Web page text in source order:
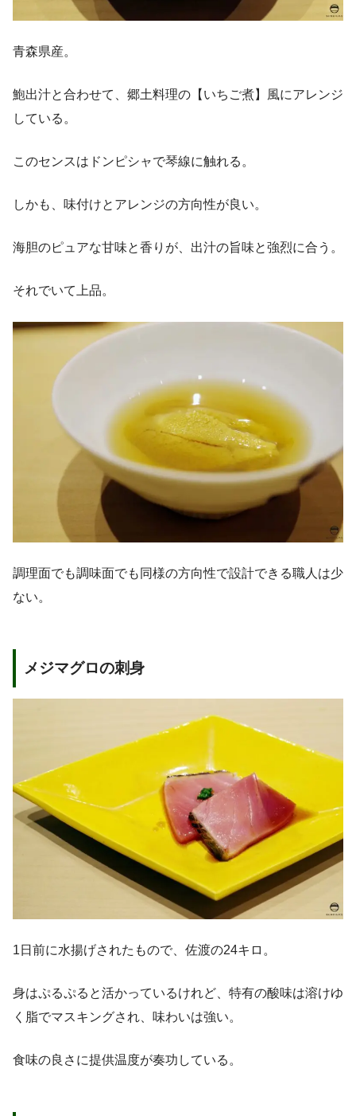
青森県産。
鮑出汁と合わせて、郷土料理の【いちご煮】風にアレンジ
している。
このセンスはドンピシャで琴線に触れる。
しかも、味付けとアレンジの方向性が良い。
海胆のピュアな甘味と香りが、出汁の旨味と強烈に合う。
それでいて上品。
調理面でも調味面でも同様の方向性で設計できる職人は少
ない。
メジマグロの刺身
1日前に水揚げされたもので、佐渡の24キロ。
身はぷるぷると活かっているけれど、特有の酸味は溶けゆ
く脂でマスキングされ、味わいは強い。
食味の良さに提供温度が奏功している。